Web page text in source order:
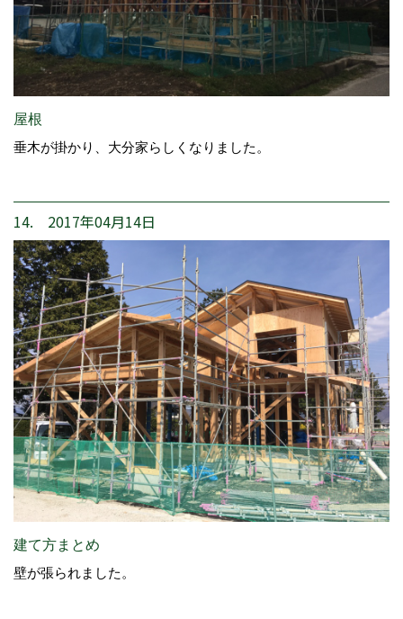
屋根
垂木が掛かり、大分家らしくなりました。
14. 2017年04月14日
建て方まとめ
壁が張られました。